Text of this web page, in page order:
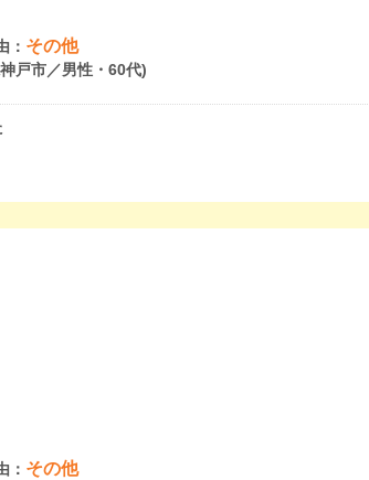
： その他
戸市／男性・60代)
： その他